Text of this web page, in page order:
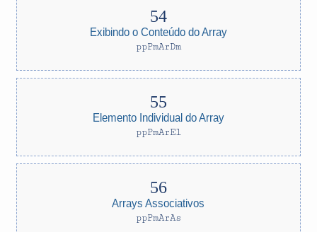
Exibindo o Conteúdo do Array
ppPmArDm
Elemento Individual do Array
ppPmArEl
Arrays Associativos
ppPmArAs